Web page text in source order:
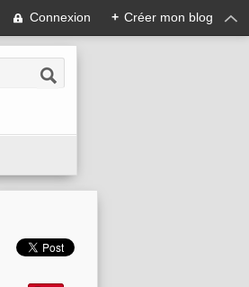
Connexion + Créer mon blog